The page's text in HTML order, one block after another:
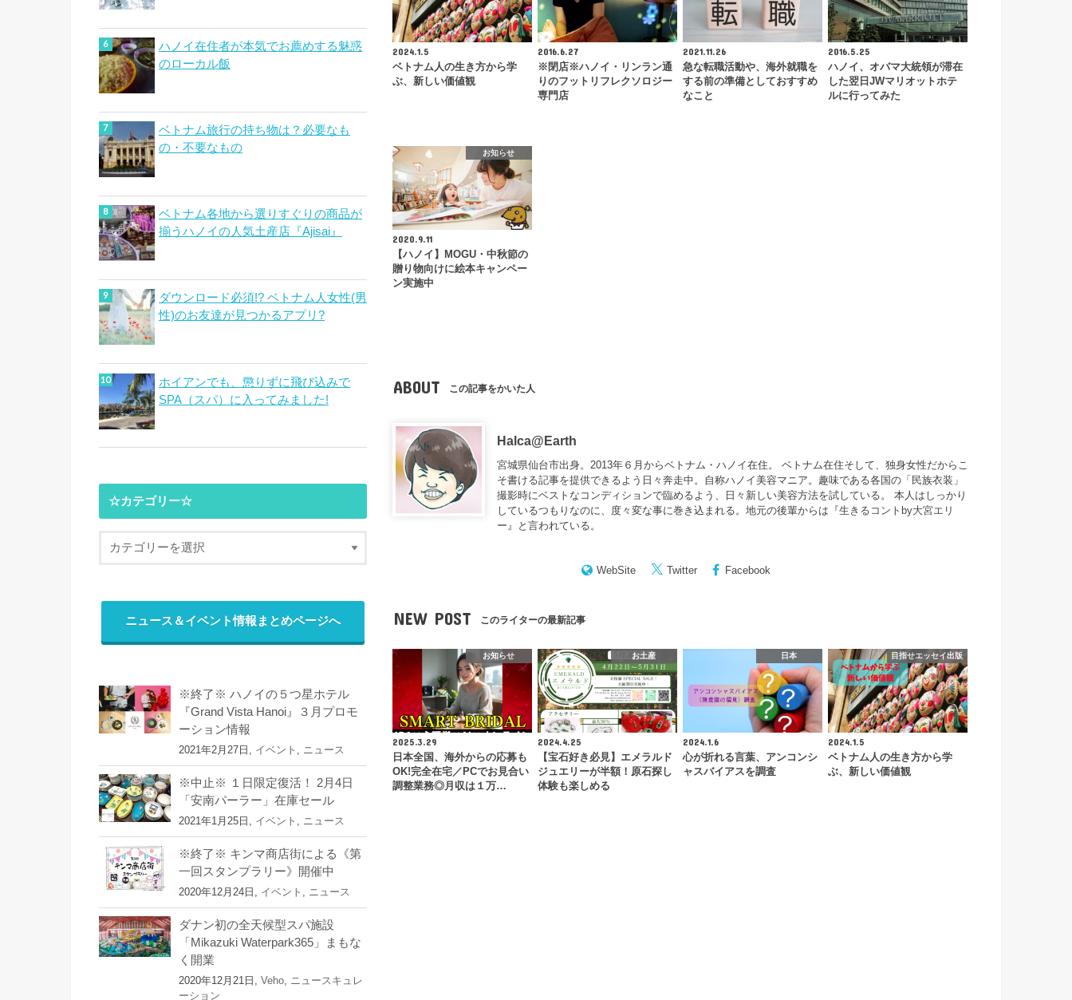
2024.1.5
ベトナム人の生き方から学
ぶ、新しい価値観
2016.6.27
※閉店※ハノイ・リンラン通
りのフットリフレクソロジー
専門店
2021.11.26
急な転職活動や、海外就職を
する前の準備としておすすめ
なこと
2016.5.25
ハノイ、オバマ大統領が滞在
した翌日JWマリオットホテ
ルに行ってみた
お知らせ
2020.9.11
【ハノイ】MOGU・中秋節の
贈り物向けに絵本キャンペー
ン実施中
ABOUT この記事をかいた人
Halca@Earth
宮城県仙台市出身。2013年６月からベトナム・ハノイ在住。 ベトナム在住そして、独身女性だからこ
そ書ける記事を提供できるよう日々奔走中。自称ハノイ美容マニア。趣味である各国の「民族衣装」
撮影時にベストなコンディションで臨めるよう、日々新しい美容方法を試している。 本人はしっかり
しているつもりなのに、度々変な事に巻き込まれる。地元の後輩からは『生きるコントby大宮エリ
ー 』と言われている。
WebSite Twitter Facebook
NEW POST このライターの最新記事
お知らせ
2025.3.29
日本全国、海外からの応募も
OK!完全在宅／PCでお見合い
調整業務◎月収は１万…
お土産
2024.4.25
【宝石好き必見】エメラルド
ジュエリーが半額！原石探し
体験も楽しめる
日本
2024.1.6
心が折れる言葉、アンコンシ
ャスバイアスを調査
目指せエッセイ出版
2024.1.5
ベトナム人の生き方から学
ぶ、新しい価値観
ハノイ在住者が本気でお薦めする魅惑
のローカル飯
ベトナム旅行の持ち物は？必要なも
の・不要なもの
ベトナム各地から選りすぐりの商品が
揃うハノイの人気土産店『Ajisai』
ダウンロード必須!? ベトナム人女性(男
性)のお友達が見つかるアプリ?
ホイアンでも、懲りずに飛び込みで
SPA（スパ）に入ってみました!
☆カテゴリー☆
ニュース＆イベント情報まとめページへ
※終了※ ハノイの５つ星ホテル
『Grand Vista Hanoi』３月プロモ
ーション情報
2021年2月27日, イベント ニュース
※中止※ １日限定復活！ 2月4日
「安南パーラー」在庫セール
2021年1月25日, イベント ニュース
※終了※ キンマ商店街による《第
一回スタンプラリー》開催中
2020年12月24日, イベント ニュース
ダナン初の全天候型スパ施設
「Mikazuki Waterpark365」まもな
く開業
2020年12月21日, Veho
ニュースキュレ
ーション